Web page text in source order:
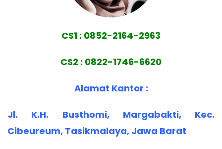
CS1 : 0852-2164-2963
CS2 : 0822-1746-6620
Alamat Kantor :
Jl. K.H. Busthomi, Margabakti, Kec.
Cibeureum, Tasikmalaya, Jawa Barat